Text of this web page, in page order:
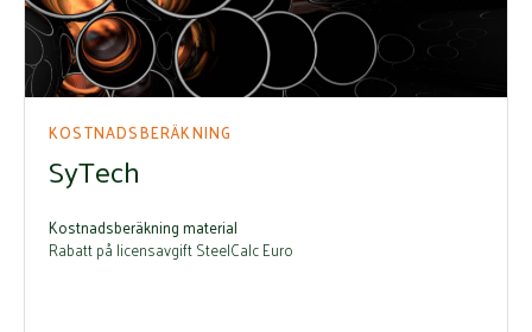
KOSTNADSBERÄKNING
SyTech
Kostnadsberäkning material
Rabatt på licensavgift SteelCalc Euro